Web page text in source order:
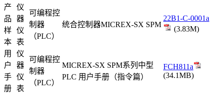
产
品
样
本
仪
器
仪
表
可编程控
制器
（PLC）
统合控制器MICREX-SX SPM
22B1-C-0001a
(3.83M)
用
户
手
册
仪
器
仪
表
可编程控
制器
（PLC）
MICREX-SX SPM系列中型
PLC 用户手册（指令篇）
FCH811a
(34.1MB)